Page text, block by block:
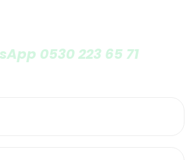
0530 223 65 71